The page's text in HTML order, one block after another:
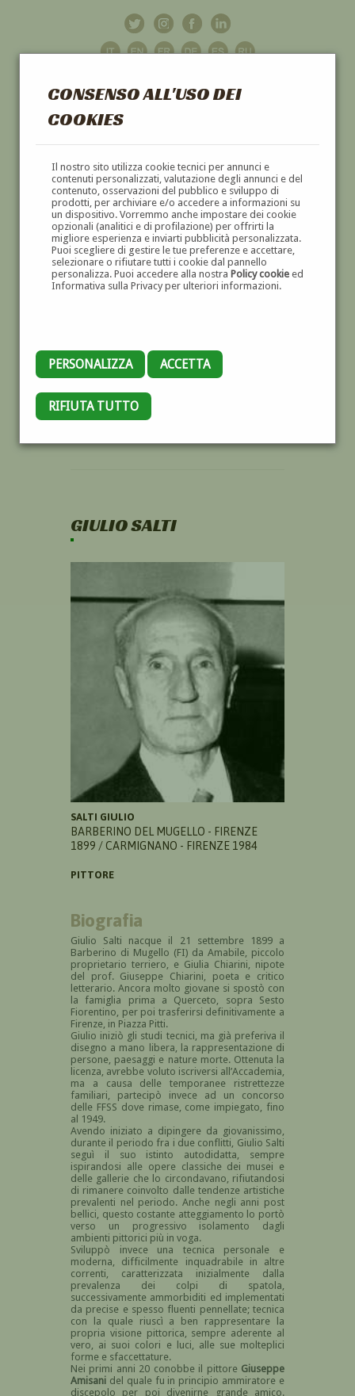
CONSENSO ALL'USO DEI
COOKIES
Il nostro sito utilizza cookie tecnici per annunci e
contenuti personalizzati, valutazione degli annunci e del
contenuto, osservazioni del pubblico e sviluppo di
prodotti, per archiviare e/o accedere a informazioni su
un dispositivo. Vorremmo anche impostare dei cookie
opzionali (analitici e di profilazione) per offrirti la
migliore esperienza e inviarti pubblicità personalizzata.
Puoi scegliere di gestire le tue preferenze e accettare,
selezionare o rifiutare tutti i cookie dal pannello
personalizza. Puoi accedere alla nostra Policy cookieed
Informativa sulla Privacy per ulteriori informazioni.
PERSONALIZZA ACCETTA
RIFIUTA TUTTO
GALLERIAD'ARTE
DIPINTI E SCULTURE '800 E '900
GIULIO SALTI
SALTI GIULIO
BARBERINO DEL MUGELLO - FIRENZE
1899 / CARMIGNANO - FIRENZE 1984
PITTORE
Biografia
Giulio Salti nacque il 21 settembre 1899 a
Barberino di Mugel­lo (FI) da Amabile, piccolo
proprietario terriero, e Giulia Chiarini, nipote
del prof. Giuseppe Chiarini, poeta e critico
letterario. Ancora molto giovane si spostò con
la famiglia prima a Querceto, sopra Sesto
Fiorentino, per poi trasferirsi definitivamente a
Firenze, in Piazza Pitti.
Giulio iniziò gli studi tec­nici, ma già preferiva il
disegno a mano libera, la rappresentazione di
persone, paesaggi e nature morte. Ottenuta la
licenza, avrebbe voluto iscriversi all’Accademia,
ma a causa delle temporanee ristrettezze
familiari, partecipò invece ad un concorso
delle FFSS dove rimase, come impiegato, fino
al 1949.
Avendo iniziato a dipingere da giovanissimo,
durante il periodo fra i due conflitti, Giulio Salti
seguì il suo istinto autodidatta, sempre
ispirandosi alle opere classiche dei musei e
delle gallerie che lo circondavano, rifiutandosi
di rimanere coinvolto dalle tendenze artistiche
prevalenti nel periodo. Anche negli anni post
bellici, questo costante atteggiamento lo portò
verso un progressivo isolamento dagli
ambienti pittorici più in voga.
Sviluppò invece una tecnica personale e
moderna, difficilmente inquadrabile in altre
correnti, caratterizzata inizialmente dalla
prevalenza dei colpi di spatola,
successivamente ammorbiditi ed implementati
da precise e spesso fluenti pennellate; tecnica
con la quale riuscì a ben rappresentare la
propria visione pittorica, sempre aderente al
vero, ai suoi colori e luci, alle sue molteplici
forme e sfaccettature.
Nei primi anni 20 conobbe il pittore Giuseppe
Amisani del quale fu in principio ammiratore e
discepolo per poi divenirne grande amico.